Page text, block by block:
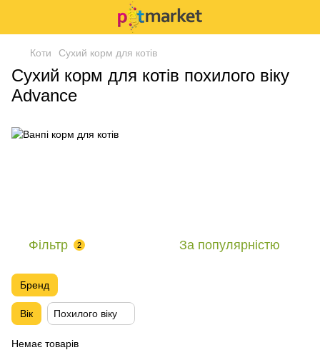
Коти Сухий корм для котів
Сухий корм для котів похилого віку
Advance
Фільтр 2 За популярністю
Бренд
Вік Похилого віку
Немає товарів